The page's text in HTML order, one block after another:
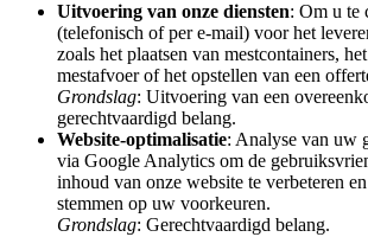
Uitvoering van onze diensten: Om u te
(telefonisch of per e-mail) voor het
zoals het plaatsen van mestcontainers,
mestafvoer of het opstellen van een
Grondslag: Uitvoering van een
gerechtvaardigd belang.
Website-optimalisatie: Analyse van uw
via Google Analytics om de
inhoud van onze website te verbeteren
stemmen op uw voorkeuren.
Grondslag: Gerechtvaardigd belang.